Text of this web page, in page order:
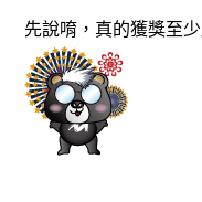
先說唷，真的獲獎至